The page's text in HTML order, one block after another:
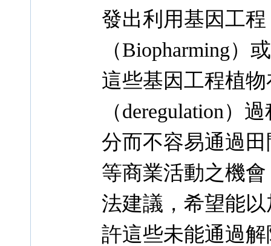
發出利用基因工
（Biopharming）
這些基因工程植
（deregulation）
分而不容易通過
等商業活動之機
法建議，希望能
許這些未能通過